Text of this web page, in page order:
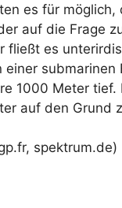
es für
auf die Frage
fließt es
einer
1000 Meter
auf den Grund
spektrum.de)